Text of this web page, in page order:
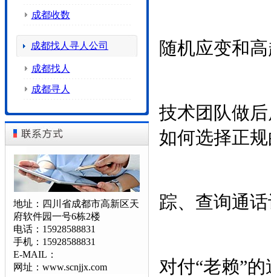
成都收数
成都找人寻人公司
成都找人
成都寻人
地址：四川省成都市高新区天
府软件园一号6栋2楼
电话：15928588831
手机：15928588831
E-MAIL：
网址：www.scnjjx.com
随机应变和
技术团队做
如何选择正
踪、查询通
对付“老赖”